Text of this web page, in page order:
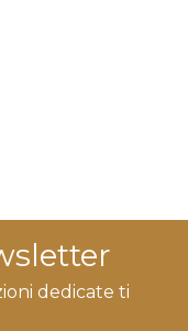
dedicate ti